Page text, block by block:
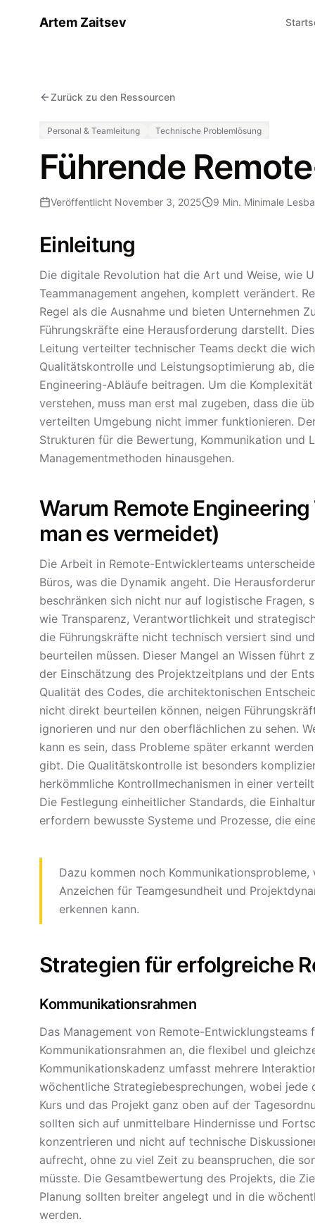
Artem Zaitsev
Zurück zu den Ressourcen
Personal & Teamleitung Technische Problemlösung
Führende
Veröffentlicht November 3, 2025 9 Min. Minimale
Einleitung
Die digitale Revolution hat die Art und Weise, wie
Teammanagement angehen, komplett verändert.
Regel als die Ausnahme und bieten Unternehmen
Führungskräfte eine Herausforderung darstellt.
Leitung verteilter technischer Teams deckt die
Qualitätskontrolle und Leistungsoptimierung ab,
Engineering-Abläufe beitragen. Um die
verstehen, muss man erst mal zugeben, dass die
verteilten Umgebung nicht immer funktionieren.
Strukturen für die Bewertung, Kommunikation und
Managementmethoden hinausgehen.
Warum Remote
man es vermeidet)
Die Arbeit in Remote-Entwicklerteams
Büros, was die Dynamik angeht. Die
beschränken sich nicht nur auf logistische Fragen,
wie Transparenz, Verantwortlichkeit und
die Führungskräfte nicht technisch versiert sind
beurteilen müssen. Dieser Mangel an Wissen
der Einschätzung des Projektzeitplans und der
Qualität des Codes, die architektonischen
nicht direkt beurteilen können, neigen
ignorieren und nur den oberflächlichen zu sehen.
kann es sein, dass Probleme später erkannt
gibt. Die Qualitätskontrolle ist besonders
herkömmliche Kontrollmechanismen in einer
Die Festlegung einheitlicher Standards, die
erfordern bewusste Systeme und Prozesse, die
Dazu kommen noch
Anzeichen für Teamgesundheit und
erkennen kann.
Strategien für erfolgreiche
Kommunikationsrahmen
Das Management von Remote-
Kommunikationsrahmen an, die flexibel und
Kommunikationskadenz umfasst mehrere
wöchentliche Strategiebesprechungen, wobei
Kurs und das Projekt ganz oben auf der
sollten sich auf unmittelbare Hindernisse und
konzentrieren und nicht auf technische
aufrecht, ohne zu viel Zeit zu beanspruchen, die
müsste. Die Gesamtbewertung des Projekts, die
Planung sollten breiter angelegt und in die
werden.